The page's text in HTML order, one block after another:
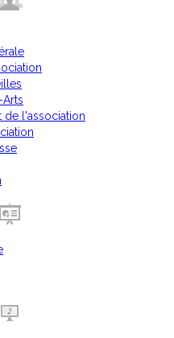
Arts
de l'association